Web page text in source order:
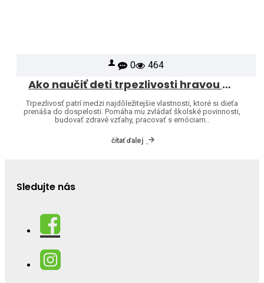
0 464
Ako naučiť deti trpezlivosti hravou formou
Trpezlivosť patrí medzi najdôležitejšie vlastnosti, ktoré si dieťa
prenáša do dospelosti. Pomáha mu zvládať školské povinnosti,
budovať zdravé vzťahy, pracovať s emóciam..
čítať ďalej
Sledujte nás